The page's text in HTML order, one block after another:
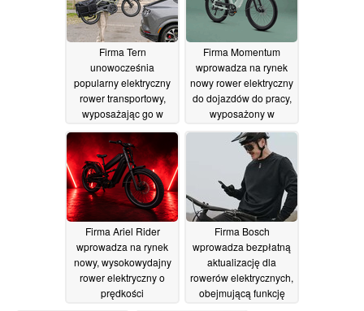
Firma Tern
unowocześnia
popularny elektryczny
rower transportowy,
wyposażając go w
Performance Line
Sport16/07/2026
Firma Momentum
wprowadza na rynek
nowy rower elektryczny
do dojazdów do pracy,
wyposażony w
zasięg 55 mil15/07/2026
Firma Ariel Rider
wprowadza na rynek
nowy, wysokowydajny
rower elektryczny o
prędkości
Firma Bosch
wprowadza bezpłatną
aktualizację dla
rowerów elektrycznych,
obejmującą funkcję